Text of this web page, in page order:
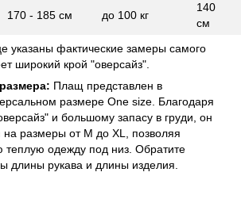
170 - 185 см до 100 кг
140
см
указаны фактические замеры самого
широкий крой "оверсайз".
Плащ представлен в
размере One size. Благодаря
и большому запасу в груди, он
размеры от M до XL, позволяя
теплую одежду под низ. Обратите
длины рукава и длины изделия.